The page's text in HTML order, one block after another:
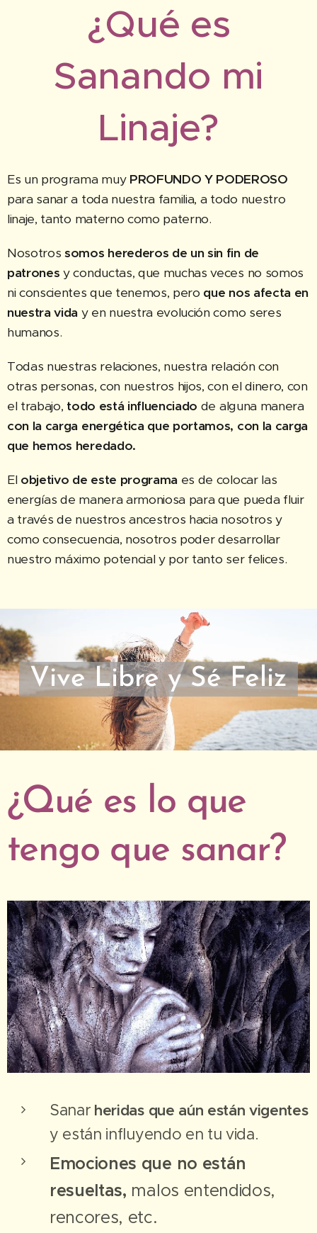
¿Qué es
Sanando mi
Linaje?
Es un programa muy PROFUNDO Y PODEROSO
para sanar a toda nuestra familia, a todo nuestro
linaje, tanto materno como paterno.
Nosotrossomos herederos de un sin fin de
patrones y conductas, que muchas veces no somos
ni conscientes que tenemos, pero que nos afecta en
nuestra vida y en nuestra evolución como seres
humanos.
Todas nuestras relaciones, nuestra relación con
otras personas, con nuestros hijos, con el dinero, con
el trabajo, todo está influenciado de alguna manera
con la carga energética que portamos, con la carga
que hemos heredado.
El objetivo de este programa es de colocar las
energías de manera armoniosa para que pueda fluir
a través de nuestros ancestros hacia nosotros y
como consecuencia, nosotros poder desarrollar
nuestro máximo potencial y por tanto ser felices.
Vive Libre y Sé Feliz
¿Qué es lo que
tengo que sanar?
Sanar heridas que aún están vigentes
y están influyendo en tu vida.
Emociones que no están
resueltas, malos entendidos,
rencores, etc.